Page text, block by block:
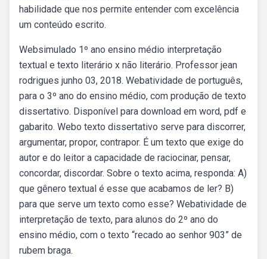
habilidade que nos permite entender com excelência
um conteúdo escrito.
Websimulado 1º ano ensino médio interpretação
textual e texto literário x não literário. Professor jean
rodrigues junho 03, 2018. Webatividade de português,
para o 3º ano do ensino médio, com produção de texto
dissertativo. Disponível para download em word, pdf e
gabarito. Webo texto dissertativo serve para discorrer,
argumentar, propor, contrapor. É um texto que exige do
autor e do leitor a capacidade de raciocinar, pensar,
concordar, discordar. Sobre o texto acima, responda: A)
que gênero textual é esse que acabamos de ler? B)
para que serve um texto como esse? Webatividade de
interpretação de texto, para alunos do 2º ano do
ensino médio, com o texto “recado ao senhor 903” de
rubem braga.